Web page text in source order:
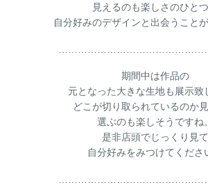
見えるのも楽しさのひとつ
自分好みのデザインと出会うことが
期間中は作品の
元となった大きな生地も展示致
どこが切り取られているのか
選ぶのも楽しそうですね。
是非店頭でじっくり見て
自分好みをみつけてくださ